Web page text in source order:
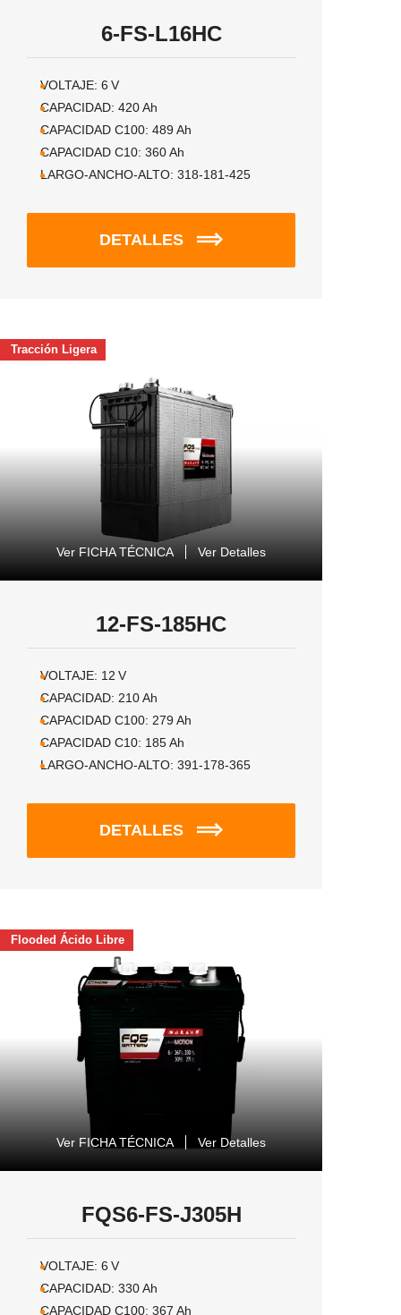
6-FS-L16HC
VOLTAJE: 6 V
CAPACIDAD: 420Ah
CAPACIDAD C100: 489 Ah
CAPACIDAD C10: 360Ah
LARGO-ANCHO-ALTO: 318-181-425
DETALLES
Tracción Ligera
Ver FICHA TÉCNICA Ver Detalles
12-FS-185HC
VOLTAJE: 12 V
CAPACIDAD: 210Ah
CAPACIDAD C100: 279 Ah
CAPACIDAD C10: 185Ah
LARGO-ANCHO-ALTO: 391-178-365
DETALLES
Flooded Ácido Libre
Ver FICHA TÉCNICA Ver Detalles
FQS6-FS-J305H
VOLTAJE: 6 V
CAPACIDAD: 330Ah
CAPACIDAD C100: 367 Ah